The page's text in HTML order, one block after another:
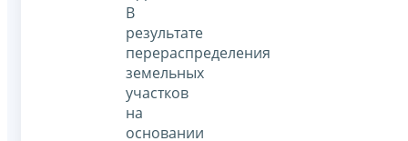
В
результате
перераспределения
земельных
участков
на
основании